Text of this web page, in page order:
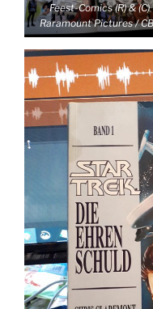
Feest-Comics (R) & (C)
Raramount Pictures /